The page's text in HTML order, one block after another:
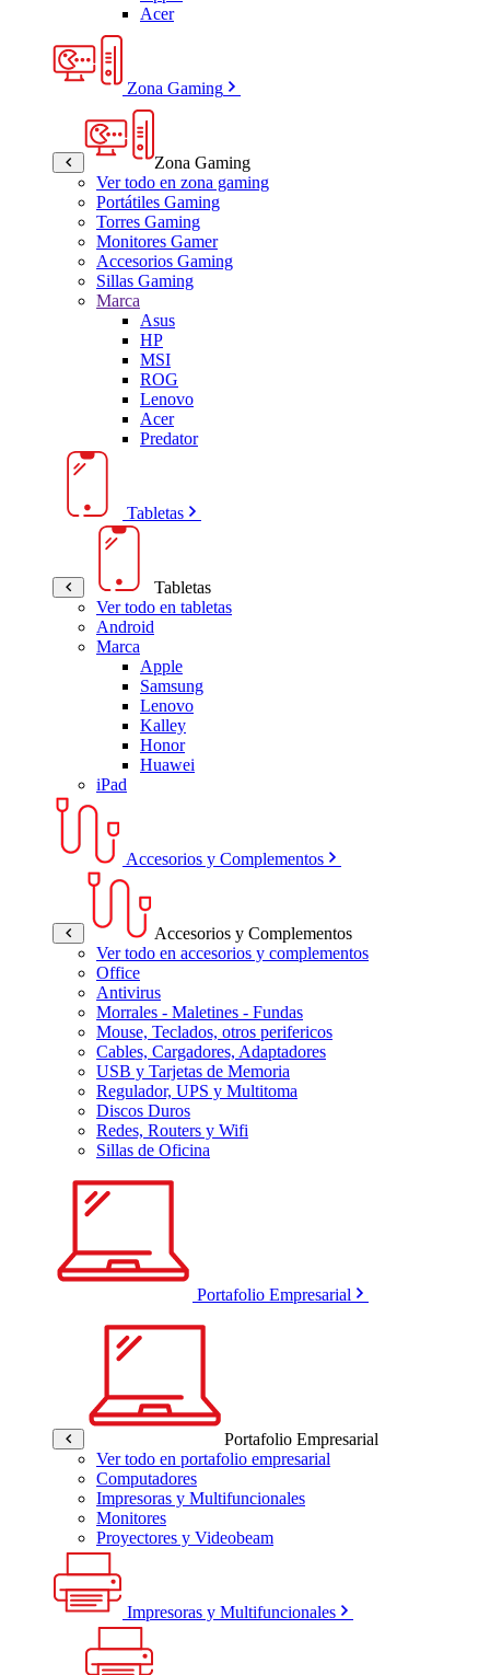
Acer
Zona Gaming
Zona Gaming
Ver todo en zona gaming
Portátiles Gaming
Torres Gaming
Monitores Gamer
Accesorios Gaming
Sillas Gaming
Marca
Asus
HP
MSI
ROG
Lenovo
Acer
Predator
Tabletas
Tabletas
Ver todo en tabletas
Android
Marca
Apple
Samsung
Lenovo
Kalley
Honor
Huawei
iPad
Accesorios y Complementos
Accesorios y Complementos
Ver todo en accesorios y complementos
Office
Antivirus
Morrales - Maletines - Fundas
Mouse, Teclados, otros perifericos
Cables, Cargadores, Adaptadores
USB y Tarjetas de Memoria
Regulador, UPS y Multitoma
Discos Duros
Redes, Routers y Wifi
Sillas de Oficina
Portafolio Empresarial
Portafolio Empresarial
Ver todo en portafolio empresarial
Computadores
Impresoras y Multifuncionales
Monitores
Proyectores y Videobeam
Impresoras y Multifuncionales